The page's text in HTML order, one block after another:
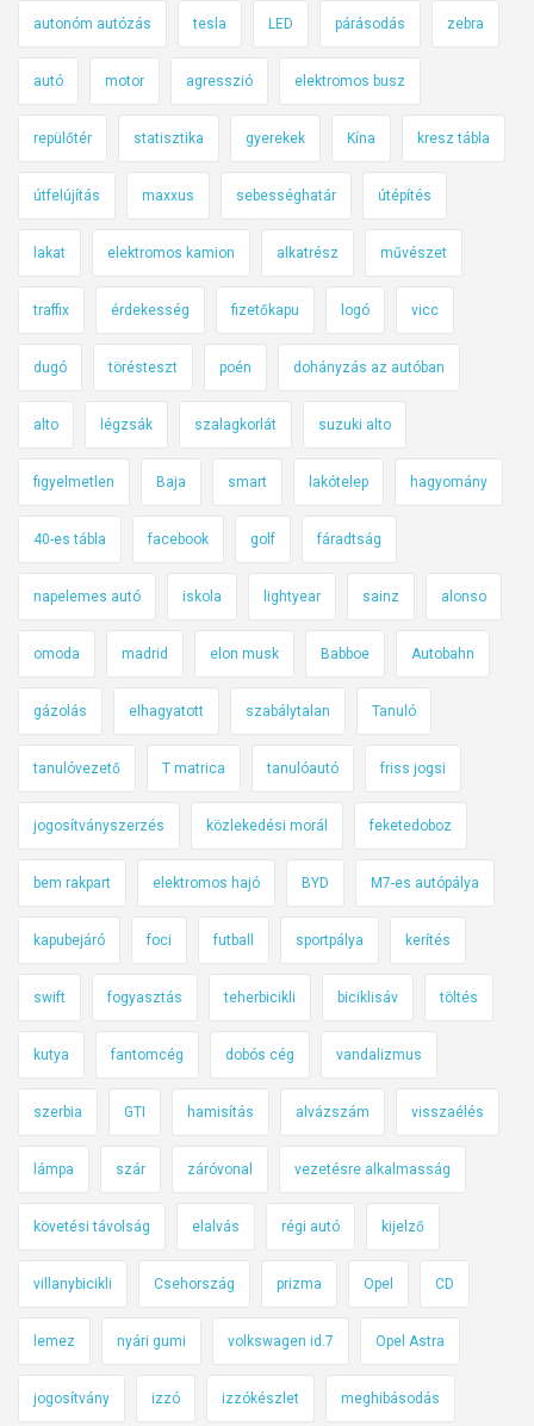
autonóm autózás tesla LED párásodás zebra
autó motor agresszió elektromos busz
repülőtér statisztika gyerekek Kína kresz tábla
útfelújítás maxxus sebességhatár útépítés
lakat elektromos kamion alkatrész művészet
traffix érdekesség fizetőkapu logó vicc
dugó törésteszt poén dohányzás az autóban
alto légzsák szalagkorlát suzuki alto
figyelmetlen Baja smart lakótelep hagyomány
40-es tábla facebook golf fáradtság
napelemes autó iskola lightyear sainz alonso
omoda madrid elon musk Babboe Autobahn
gázolás elhagyatott szabálytalan Tanuló
tanulóvezető T matrica tanulóautó friss jogsi
jogosítványszerzés közlekedési morál feketedoboz
bem rakpart elektromos hajó BYD M7-es autópálya
kapubejáró foci futball sportpálya kerítés
swift fogyasztás teherbicikli biciklisáv töltés
kutya fantomcég dobós cég vandalizmus
szerbia GTI hamisítás alvázszám visszaélés
lámpa szár záróvonal vezetésre alkalmasság
követési távolság elalvás régi autó kijelző
villanybicikli Csehország prizma Opel CD
lemez nyári gumi volkswagen id.7 Opel Astra
jogosítvány izzó izzókészlet meghibásodás